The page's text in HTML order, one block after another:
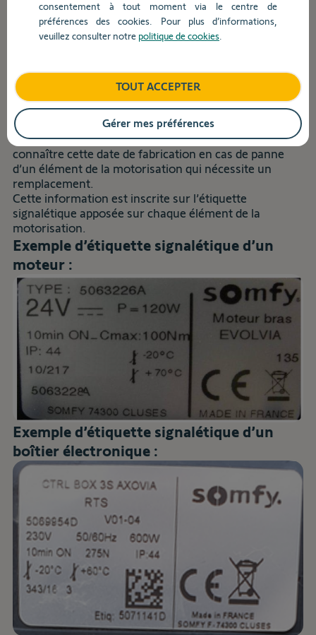
barre
des
suggestions
s'affichent
automatiquement
pour
faciliter
la
sélection.
Retour
Comment connaître la date de
portail ?
Les motorisations de portail Somfy sont garanties 3
ou 5 ans à date de fabrication. Il est donc important de
connaître cette date de fabrication en cas de panne
d’un élément de la motorisation qui nécessite un
remplacement.
Cette information est inscrite sur l’étiquette
signalétique apposée sur chaque élément de la
motorisation.
Exemple d’étiquette signalétique d’un
moteur :
Exemple d’étiquette signalétique d’un
boîtier électronique :
consentement à tout moment via le centre de
préférences des cookies. Pour plus d’informations,
veuillez consulter notre politique de cookies
TOUT ACCEPTER
Gérer mes préférences